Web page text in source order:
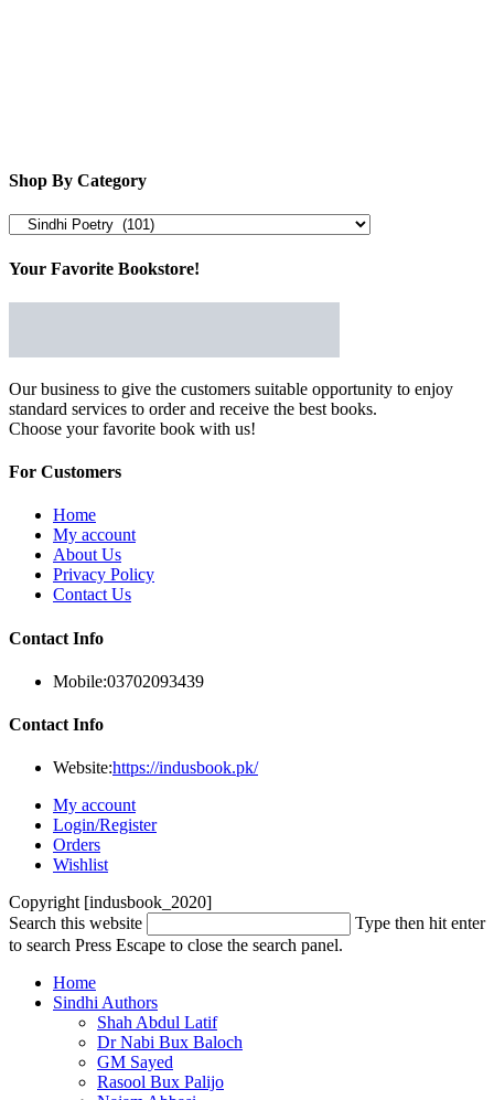
Shop By Category
Your Favorite Bookstore!
Our business to give the customers suitable opportunity to enjoy
standard services to order and receive the best books.
Choose your favorite book with us!
For Customers
Home
My account
About Us
Privacy Policy
Contact Us
Contact Info
Mobile:03702093439
Contact Info
Website:https://indusbook.pk/
My account
Login/Register
Orders
Wishlist
Copyright [indusbook_2020]
Search this website
Type then hit enter
to search Press Escape to close the search panel.
Home
Sindhi Authors
Shah Abdul Latif
Dr Nabi Bux Baloch
GM Sayed
Rasool Bux Palijo